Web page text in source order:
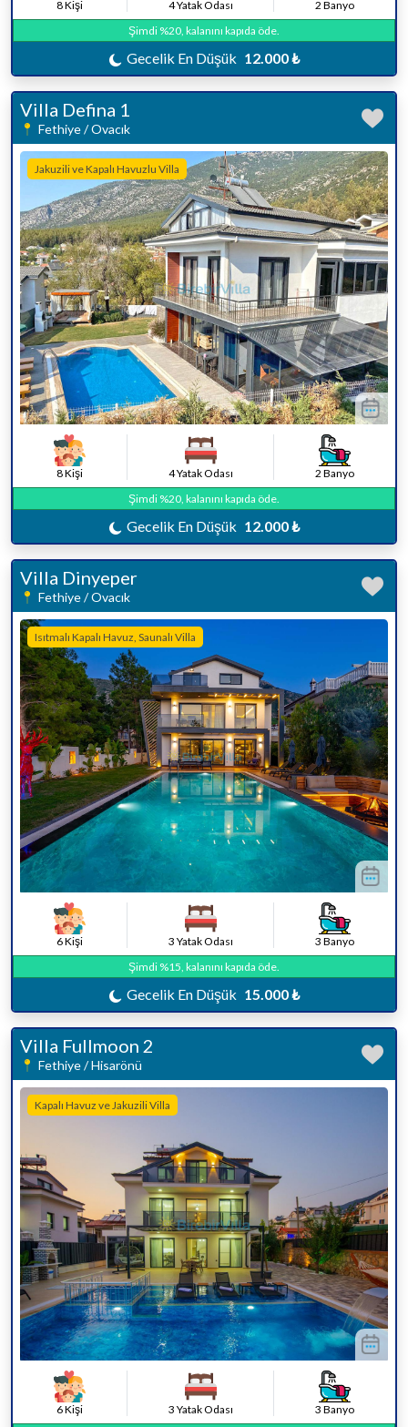
8 Kişi 4 Yatak Odası
2 Banyo
Şimdi %20, kalanını kapıda öde.
Gecelik En Düşük 12.000 ₺
Villa Defina 1
Fethiye / Ovacık
Jakuzili ve Kapalı Havuzlu Villa
8 Kişi 4 Yatak Odası
2 Banyo
Şimdi %20, kalanını kapıda öde.
Gecelik En Düşük 12.000 ₺
Villa Dinyeper
Fethiye / Ovacık
Isıtmalı Kapalı Havuz, Saunalı Villa
6 Kişi 3 Yatak Odası
3 Banyo
Şimdi %15, kalanını kapıda öde.
Gecelik En Düşük 15.000 ₺
Villa Fullmoon 2
Fethiye / Hisarönü
Kapalı Havuz ve Jakuzili Villa
6 Kişi 3 Yatak Odası
3 Banyo